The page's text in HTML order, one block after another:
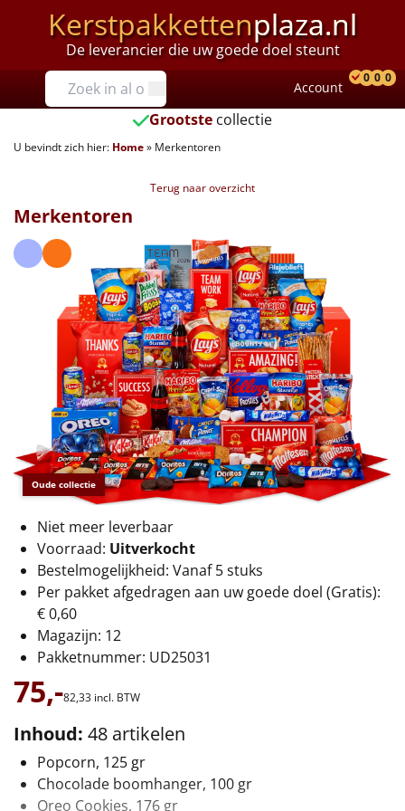
Kerstpakkettenplaza.nl
De leverancier die uw goede doel steunt
Prijzen
Tot €25
€25 tot €35
€40 tot €45
€45 tot €50
€50 tot €55
€55 tot €75
€75 tot €100
€100 en hoger
Alle kerstpakketten 2026
Thema
Origineel
Rituals
Luxe
Mannen
Vrouwen
Duurzaam
Account
0 0 0
Grootste collectie
U bevindt zich hier: Home» Merkentoren
Terug naar overzicht
Oude collectie
Merkentoren
Niet meer leverbaar
Voorraad: Uitverkocht
Bestelmogelijkheid: Vanaf 5 stuks
Per pakket afgedragen aan uw goede doel (Gratis):
€ 0,60
Magazijn: 12
Pakketnummer: UD25031
75,-82,33 incl. BTW
Inhoud: 48 artikelen
Popcorn, 125 gr
Chocolade boomhanger, 100 gr
Oreo Cookies, 176 gr